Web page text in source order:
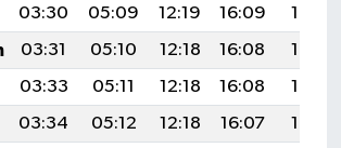
03:30 05:09 12:19 16:09
19:19
03:31 05:10 12:18 16:08
19:17
03:33 05:11 12:18 16:08
19:16
03:34 05:12 12:18 16:07
19:14